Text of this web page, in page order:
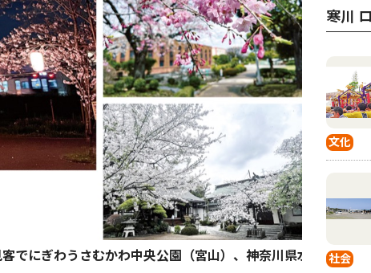
にぎわうさむかわ中央公園（宮山）、神奈川県水道記念館
寒川
文化
社会